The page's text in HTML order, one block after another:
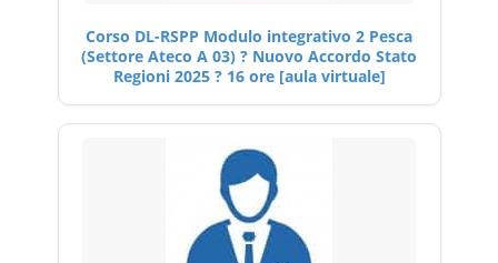
Corso DL-RSPP Modulo integrativo 2 Pesca
(Settore Ateco A 03) ? Nuovo Accordo Stato
Regioni 2025 ? 16 ore [aula virtuale]